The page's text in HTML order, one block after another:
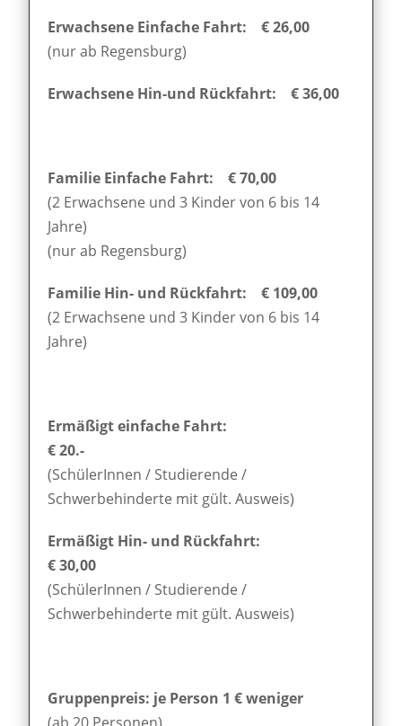
Erwachsene Einfache Fahrt: € 26,00
(nur ab Regensburg)
Erwachsene Hin-und Rückfahrt: € 36,00
Familie Einfache Fahrt: € 70,00
(2 Erwachsene und 3 Kinder von 6 bis 14
Jahre)
(nur ab Regensburg)
Familie Hin- und Rückfahrt: € 109,00
(2 Erwachsene und 3 Kinder von 6 bis 14
Jahre)
Ermäßigt einfache Fahrt:
€ 20.-
(SchülerInnen / Studierende /
Schwerbehinderte mit gült. Ausweis)
Ermäßigt Hin- und Rückfahrt:
€ 30,00
(SchülerInnen / Studierende /
Schwerbehinderte mit gült. Ausweis)
Gruppenpreis: je Person 1 € weniger